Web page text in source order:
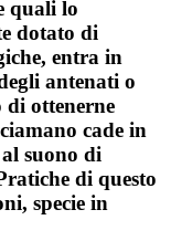
quali lo
dotato di
entra in
antenati o
ottenerne
cade in
suono di
di questo
specie in